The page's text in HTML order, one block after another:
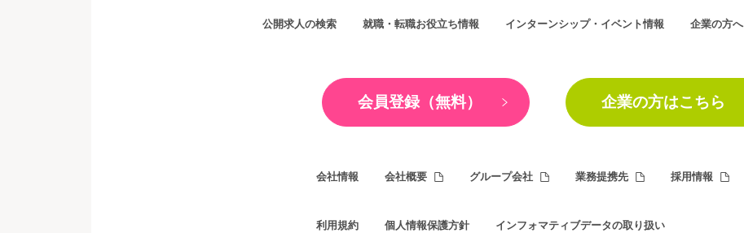
公開求人の検索 就職・転職お役立ち情報 インターンシップ・イベント情報 企業の方へ
会員登録（無料） 企業の方はこちら
会社情報 会社概要 グループ会社 業務提携先 採用情報
利用規約 個人情報保護方針 インフォマティブデータの取り扱い